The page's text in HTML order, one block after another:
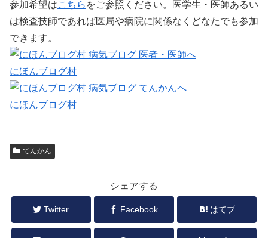
参加希望はこちら をご参照ください。医学生・医師あるい
は検査技師であれば医局や病院に関係なくどなたでも参加
できます。
にほんブログ村
にほんブログ村
てんかん
シェアする
Twitter Facebook はてブ